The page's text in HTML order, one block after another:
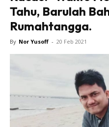
Tahu, Barulah
Rumahtangga.
By Nor Yusoff - 20 Feb 2021